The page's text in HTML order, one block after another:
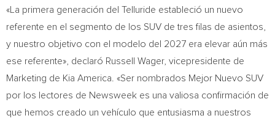
«La primera generación del Telluride estableció un nuevo
referente en el segmento de los SUV de tres filas de asientos,
y nuestro objetivo con el modelo del 2027 era elevar aún más
ese referente», declaró Russell Wager, vicepresidente de
Marketing de Kia America. «Ser nombrados Mejor Nuevo SUV
por los lectores de Newsweek es una valiosa confirmación de
que hemos creado un vehículo que entusiasma a nuestros